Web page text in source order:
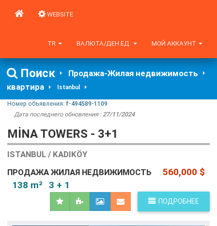
WEBSITE
МОЙ АККАУНТ
ВАЛЮТА/ДЕН.ЕД.
TR
Поиск
Продажа-Жилая недвижимость
квартира
Istanbul
Номер объявления: f-494589-1109
Дата последнего обновления :27/11/2024
MINA TOWERS - 3+1
ISTANBUL / KADIKÖY
ПРОДАЖА ЖИЛАЯ НЕДВИЖИМОСТЬ
560,000 $
138 m² 3 + 1
ПОДРОБНЕЕ